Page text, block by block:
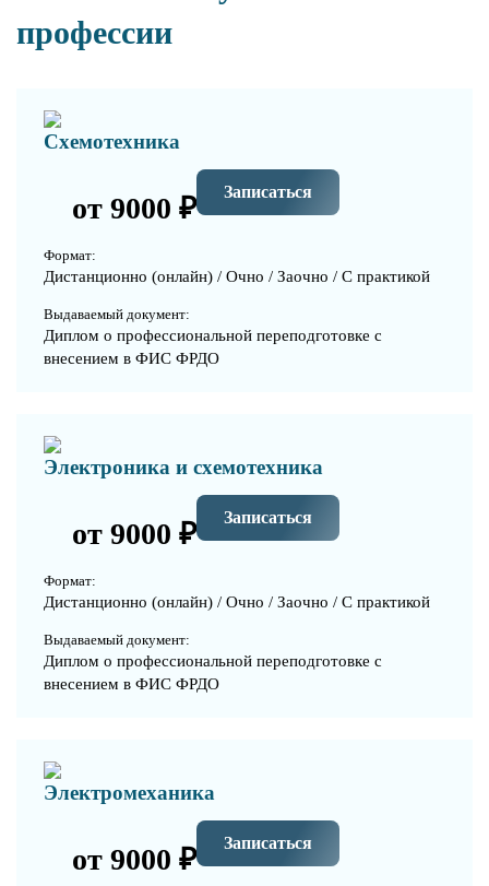
профессии
Схемотехника
от 9000 ₽ Записаться
Формат:
Дистанционно (онлайн) / Очно / Заочно / С практикой
Выдаваемый документ:
Диплом о профессиональной переподготовке с
внесением в ФИС ФРДО
Электроника и схемотехника
от 9000 ₽ Записаться
Формат:
Дистанционно (онлайн) / Очно / Заочно / С практикой
Выдаваемый документ:
Диплом о профессиональной переподготовке с
внесением в ФИС ФРДО
Электромеханика
от 9000 ₽ Записаться